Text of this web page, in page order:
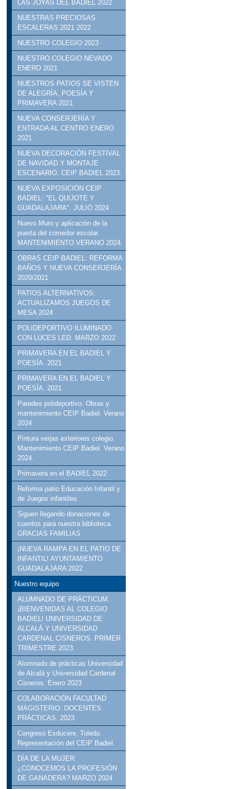
LAS JOYAS DEL BADIEL 2022
NUESTRAS PRECIOSAS
ESCALERAS 2021 2022
NUESTRO COLEGIO 2023
NUESTRO COLEGIO NEVADO
ENERO 2021
NUESTROS PATIOS SE VISTEN
DE ALEGRÍA, POESÍA Y
PRIMAVERA 2021
NUEVA CONSERJERÍA Y
ENTRADA AL CENTRO ENERO
2021
NUEVA DECORACIÓN FESTIVAL
DE NAVIDAD Y MONTAJE
ESCENARIO. CEIP BADIEL 2023.
NUEVA EXPOSICIÓN CEIP
BADIEL: "EL QUIJOTE Y
GUADALAJARA". JULIO 2024
Nuevo Muro y aplicación de la
puerta del comedor escolar.
MANTENIMIENTO VERANO 2024.
OBRAS CEIP BADIEL: REFORMA
BAÑOS Y NUEVA CONSERJERÍA
2020/2021
PATIOS ALTERNATIVOS:
ACTUALIZAMOS JUEGOS DE
MESA 2024
POLIDEPORTIVO ILUMINADO
CON LUCES LED. MARZO 2022
PRIMAVERA EN EL BADIEL Y
POESÍA. 2021
PRIMAVERA EN EL BADIEL Y
POESÍA. 2021
Paredes polideportivo. Obras y
mantenimiento CEIP Badiel. Verano
2024
Pintura verjas exteriores colegio.
Mantenimiento CEIP Badiel. Verano
2024.
Primavera en el BADIEL 2022
Reforma patio Educación Infantil y
de Juegos infantiles
Siguen llegando donaciones de
cuentos para nuestra biblioteca.
GRACIAS FAMILIAS
¡NUEVA RAMPA EN EL PATIO DE
INFANTIL! AYUNTAMIENTO
GUADALAJARA 2022
Nuestro equipo
ALUMNADO DE PRÁCTICUM.
¡BIENVENIDAS AL COLEGIO
BADIEL! UNIVERSIDAD DE
ALCALÁ Y UNIVERSIDAD
CARDENAL CISNEROS. PRIMER
TRIMESTRE 2023.
Alumnado de prácticas Universidad
de Alcalá y Universidad Cardenal
Cisneros. Enero 2023
COLABORACIÓN FACULTAD
MAGISTERIO: DOCENTES
PRÁCTICAS. 2023
Congreso Exducere, Toledo.
Representación del CEIP Badiel.
DÍA DE LA MUJER:
¿CONOCEMOS LA PROFESIÓN
DE GANADERA? MARZO 2024